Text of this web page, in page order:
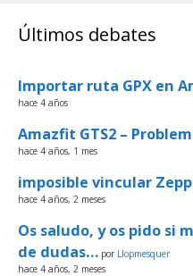
Últimos debates
Importar ruta GPX en
hace 4 años
Amazfit GTS2 –
hace 4 años, 1 mes
imposible vincular
hace 4 años, 2 meses
Os saludo, y os pido si
de dudas… por Llopmesquer
hace 4 años, 2 meses